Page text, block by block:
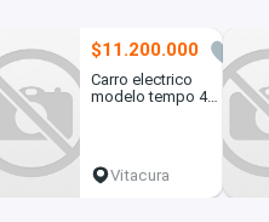
$11.200.000
0
Carro electrico
modelo tempo 4
Vitacura